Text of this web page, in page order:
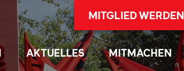
AKTUELLES MITMACHEN
MITGLIED WERDEN